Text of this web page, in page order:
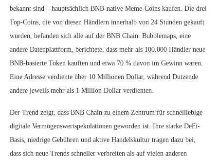
bekannt sind – hauptsächlich BNB-native Meme-Coins kaufen. Die drei
Top-Coins, die von diesen Händlern innerhalb von 24 Stunden gekauft
wurden, befanden sich alle auf der BNB Chain. Bubblemaps, eine
andere Datenplattform, berichtete, dass mehr als 100.000 Händler neue
BNB-basierte Token kauften und etwa 70 % davon im Gewinn waren.
Eine Adresse verdiente über 10 Millionen Dollar, während Dutzende
andere jeweils mehr als 1 Million Dollar verdienten.
Der Trend zeigt, dass BNB Chain zu einem Zentrum für schnelllebige
digitale Vermögenswertspekulationen geworden ist. Ihre starke DeFi-
Basis, niedrige Gebühren und aktive Handelskultur tragen dazu bei,
dass sich neue Trends schneller verbreiten als auf vielen anderen